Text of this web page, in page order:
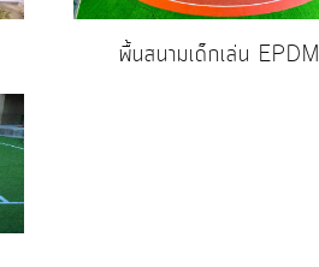
พื้นสนามเด็กเล่น EPDM